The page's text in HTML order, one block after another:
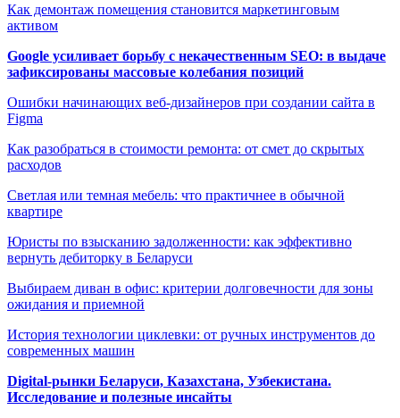
Как демонтаж помещения становится маркетинговым
активом
Google усиливает борьбу с некачественным SEO: в выдаче
зафиксированы массовые колебания позиций
Ошибки начинающих веб-дизайнеров при создании сайта в
Figma
Как разобраться в стоимости ремонта: от смет до скрытых
расходов
Светлая или темная мебель: что практичнее в обычной
квартире
Юристы по взысканию задолженности: как эффективно
вернуть дебиторку в Беларуси
Выбираем диван в офис: критерии долговечности для зоны
ожидания и приемной
История технологии циклевки: от ручных инструментов до
современных машин
Digital-рынки Беларуси, Казахстана, Узбекистана.
Исследование и полезные инсайты